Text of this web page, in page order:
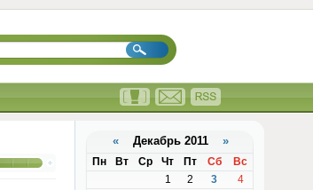
«Декабрь 2011 »
Пн Вт Ср Чт Пт Сб
Вс
1
2 3
4